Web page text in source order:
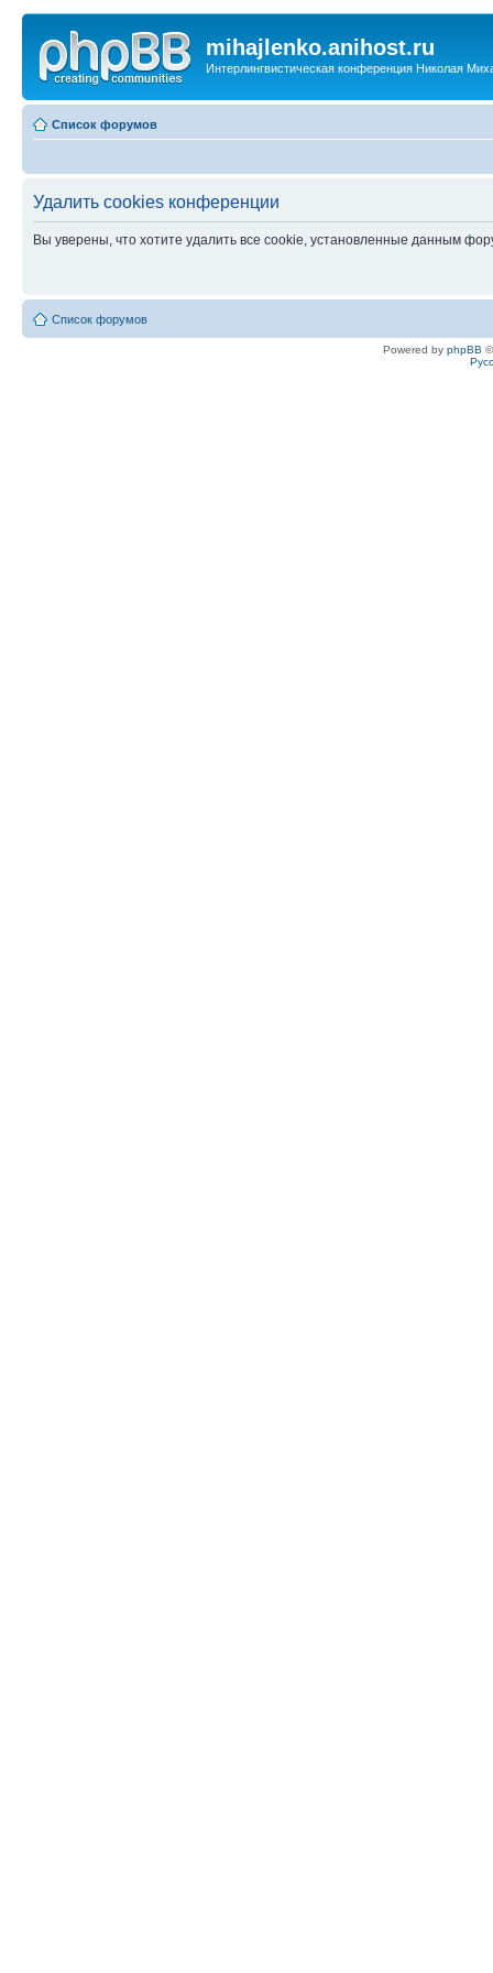
mihajlenko.anihost.ru
Интерлингвистическая конференция Николая
Список форумов
Удалить cookies конференции
Вы уверены, что хотите удалить все cookie, установленные данным
Список форумов
Powered by phpBB